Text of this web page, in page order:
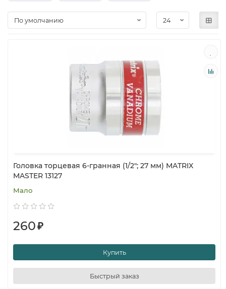
Головка торцевая 6-гранная (1/2"; 27 мм) MATRIX
MASTER 13127
Мало
260₽
Купить
Быстрый заказ